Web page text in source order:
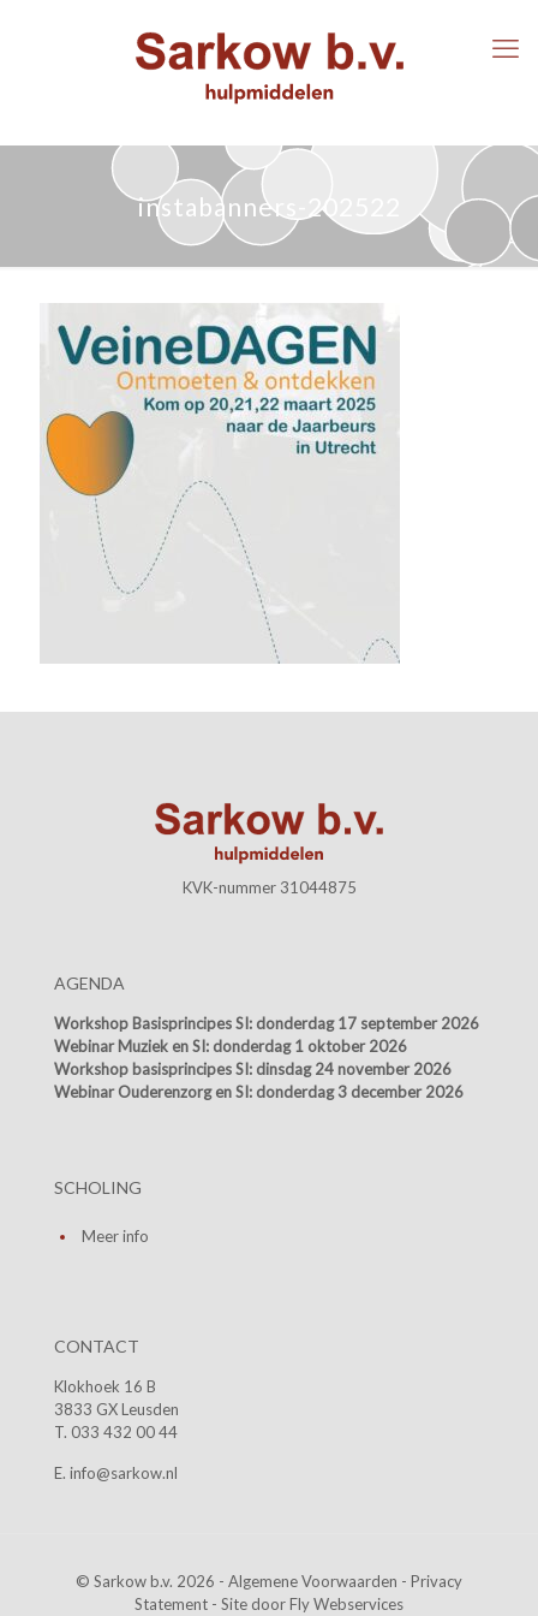
instabanners-202522
KVK-nummer 31044875
AGENDA
Workshop Basisprincipes SI: donderdag 17 september 2026
Webinar Muziek en SI: donderdag 1 oktober 2026
Workshop basisprincipes SI: dinsdag 24 november 2026
Webinar Ouderenzorg en SI: donderdag 3 december 2026
SCHOLING
Meer info
CONTACT
Klokhoek 16 B
3833 GX Leusden
T. 033 432 00 44
E. info@sarkow.nl
© Sarkow b.v. 2026 - Algemene Voorwaarden - Privacy
Statement - Site doorFly Webservices